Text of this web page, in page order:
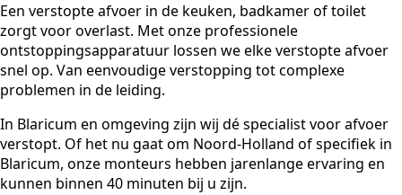
Een verstopte afvoer in de keuken, badkamer of toilet
zorgt voor overlast. Met onze professionele
ontstoppingsapparatuur lossen we elke verstopte afvoer
snel op. Van eenvoudige verstopping tot complexe
problemen in de leiding.
In Blaricum en omgeving zijn wij dé specialist voor afvoer
verstopt. Of het nu gaat om Noord-Holland of specifiek in
Blaricum, onze monteurs hebben jarenlange ervaring en
kunnen binnen 40 minuten bij u zijn.